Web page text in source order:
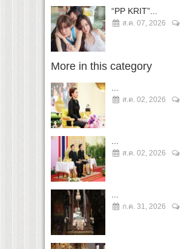
“PP KRIT”...
ส.ค. 07, 2026
More in this category
ส.ค. 02, 2026
ส.ค. 02, 2026
ก.ค. 31, 2026